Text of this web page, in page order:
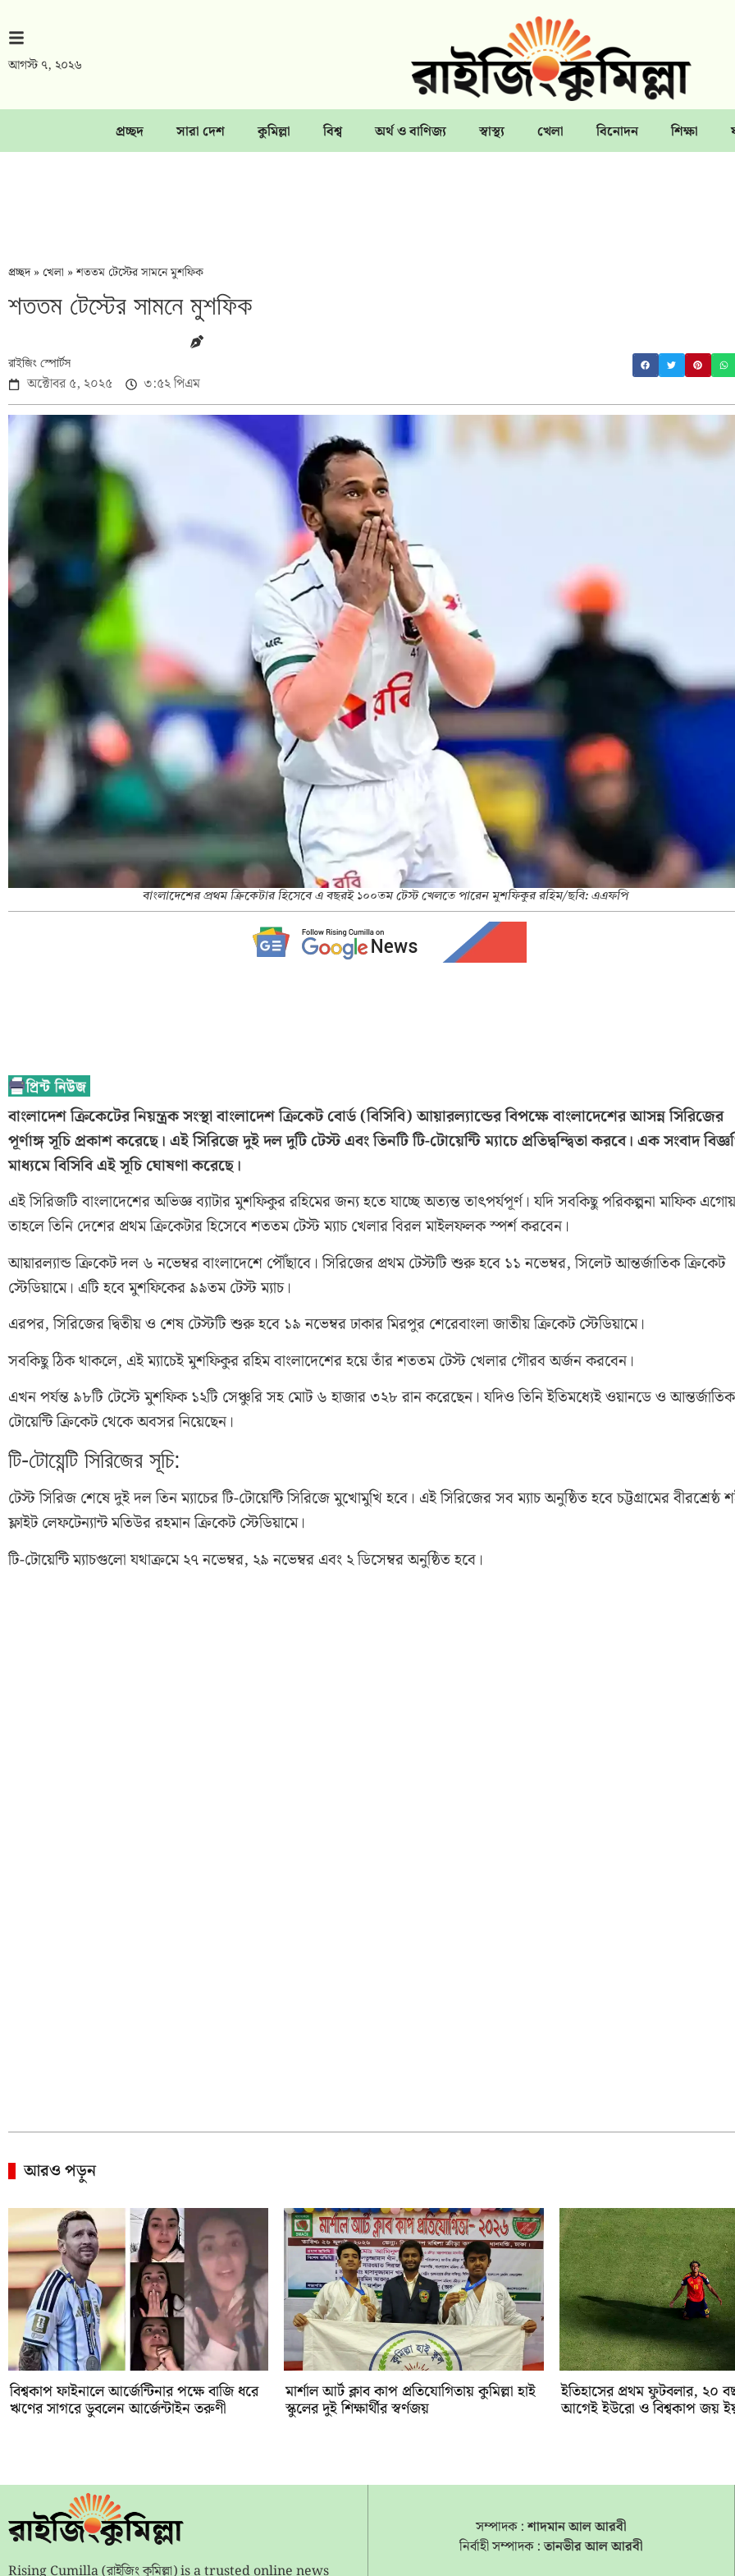
আগস্ট ৭, ২০২৬
প্রচ্ছদ সারা দেশ কুমিল্লা বিশ্ব অর্থ ও বাণিজ্য স্বাস্থ্য খেলা বিনোদন শিক্ষা
প্রচ্ছদ» খেলা »শততম টেস্টের সামনে মুশফিক
শততম টেস্টের সামনে মুশফিক
রাইজিং স্পোর্টস
অক্টোবর ৫, ২০২৫ ৩:৫২ পিএম
বাংলাদেশের প্রথম ক্রিকেটার হিসেবে এ বছরই ১০০তম টেস্ট খেলতে পারেন মুশফিকুর রহিম/ছবি: এএফপি
বাংলাদেশ ক্রিকেটের নিয়ন্ত্রক সংস্থা বাংলাদেশ ক্রিকেট বোর্ড (বিসিবি) আয়ারল্যান্ডের বিপক্ষে বাংলাদেশের আসন্ন সিরিজের
পূর্ণাঙ্গ সূচি প্রকাশ করেছে। এই সিরিজে দুই দল দুটি টেস্ট এবং তিনটি টি-টোয়েন্টি ম্যাচে প্রতিদ্বন্দ্বিতা করবে। এক সংবাদ
মাধ্যমে বিসিবি এই সূচি ঘোষণা করেছে।
এই সিরিজটি বাংলাদেশের অভিজ্ঞ ব্যাটার মুশফিকুর রহিমের জন্য হতে যাচ্ছে অত্যন্ত তাৎপর্যপূর্ণ। যদি সবকিছু পরিকল্পনা মাফিক
তাহলে তিনি দেশের প্রথম ক্রিকেটার হিসেবে শততম টেস্ট ম্যাচ খেলার বিরল মাইলফলক স্পর্শ করবেন।
আয়ারল্যান্ড ক্রিকেট দল ৬ নভেম্বর বাংলাদেশে পৌঁছাবে। সিরিজের প্রথম টেস্টটি শুরু হবে ১১ নভেম্বর, সিলেট আন্তর্জাতিক ক্রিকেট
স্টেডিয়ামে। এটি হবে মুশফিকের ৯৯তম টেস্ট ম্যাচ।
এরপর, সিরিজের দ্বিতীয় ও শেষ টেস্টটি শুরু হবে ১৯ নভেম্বর ঢাকার মিরপুর শেরেবাংলা জাতীয় ক্রিকেট স্টেডিয়ামে।
সবকিছু ঠিক থাকলে, এই ম্যাচেই মুশফিকুর রহিম বাংলাদেশের হয়ে তাঁর শততম টেস্ট খেলার গৌরব অর্জন করবেন।
এখন পর্যন্ত ৯৮টি টেস্টে মুশফিক ১২টি সেঞ্চুরি সহ মোট ৬ হাজার ৩২৮ রান করেছেন। যদিও তিনি ইতিমধ্যেই ওয়ানডে ও
টোয়েন্টি ক্রিকেট থেকে অবসর নিয়েছেন।
টি-টোয়েন্টি সিরিজের সূচি:
টেস্ট সিরিজ শেষে দুই দল তিন ম্যাচের টি-টোয়েন্টি সিরিজে মুখোমুখি হবে। এই সিরিজের সব ম্যাচ অনুষ্ঠিত হবে চট্টগ্রামের বীরশ্রেষ্ঠ
ফ্লাইট লেফটেন্যান্ট মতিউর রহমান ক্রিকেট স্টেডিয়ামে।
টি-টোয়েন্টি ম্যাচগুলো যথাক্রমে ২৭ নভেম্বর, ২৯ নভেম্বর এবং ২ ডিসেম্বর অনুষ্ঠিত হবে।
আরও পড়ুন
বিশ্বকাপ ফাইনালে আর্জেন্টিনার পক্ষে বাজি ধরে
ঋণের সাগরে ডুবলেন আর্জেন্টাইন তরুণী
মার্শাল আর্ট ক্লাব কাপ প্রতিযোগিতায় কুমিল্লা হাই
স্কুলের দুই শিক্ষার্থীর স্বর্ণজয়
ইতিহাসের প্রথম ফুটবলার, ২০
আগেই ইউরো ও বিশ্বকাপ জয়
Rising Cumilla (রাইজিং কুমিল্লা) is a trusted online news
সম্পাদক :শাদমান আল আরবী
নির্বাহী সম্পাদক :তানভীর আল আরবী